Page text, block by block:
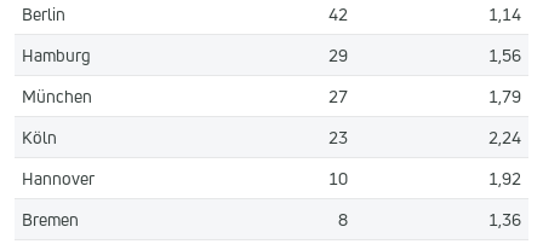
Berlin 42
1,14
Hamburg
29
1,56
München
27
1,79
Köln
23
2,24
Hannover
10
1,92
Bremen
8
1,36